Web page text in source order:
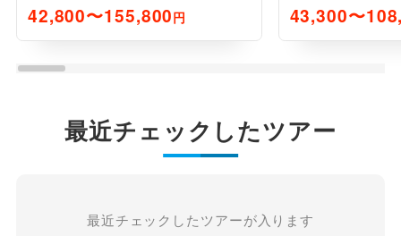
日
42,800〜155,800円
3泊4日
43,300〜
最近チェックしたツアー
最近チェックしたツアーが入ります